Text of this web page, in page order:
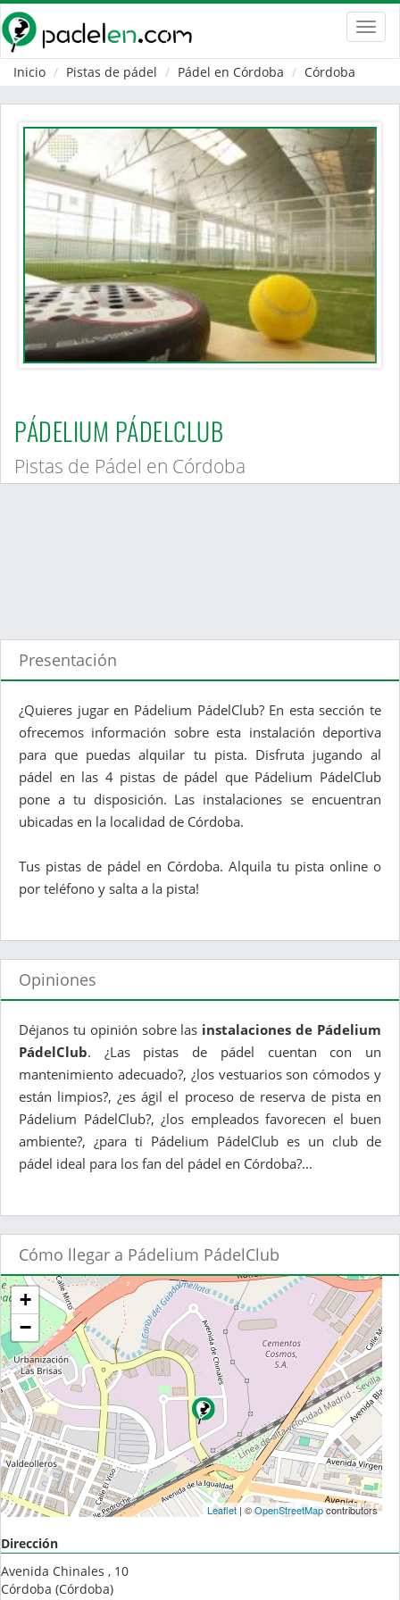
Inicio
Pistas de pádel Pádel en Córdoba Córdoba
PÁDELIUM PÁDELCLUB
Pistas de Pádel en Córdoba
Presentación
¿Quieres jugar en Pádelium PádelClub? En esta sección te
ofrecemos información sobre esta instalación deportiva
para que puedas alquilar tu pista. Disfruta jugando al
pádel en las 4 pistas de pádel que Pádelium PádelClub
pone a tu disposición. Las instalaciones se encuentran
ubicadas en la localidad de Córdoba.
Tus pistas de pádel en Córdoba. Alquila tu pista online o
por teléfono y salta a la pista!
Opiniones
Déjanos tu opinión sobre las instalaciones de Pádelium
PádelClub. ¿Las pistas de pádel cuentan con un
mantenimiento adecuado?, ¿los vestuarios son cómodos y
están limpios?, ¿es ágil el proceso de reserva de pista en
Pádelium PádelClub?, ¿los empleados favorecen el buen
ambiente?, ¿para ti Pádelium PádelClub es un club de
pádel ideal para los fan del pádel en Córdoba?...
Cómo llegar a Pádelium PádelClub
+
−
Leaflet| ©OpenStreetMapcontributors
Dirección
Avenida Chinales , 10
Córdoba (Córdoba)